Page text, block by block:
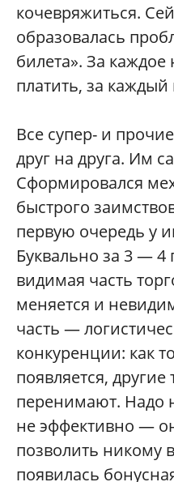
кочевряжиться.
образовалась
билета». За
платить, за каждый
Все супер- и
друг на друга. Им
Сформировался
быстрого
первую очередь у
Буквально за 3 — 4
видимая часть
меняется и
часть —
конкуренции: как
появляется, другие
перенимают. Надо
не эффективно —
позволить никому
появилась